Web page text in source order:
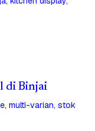
di Binjai
multi-varian, stok